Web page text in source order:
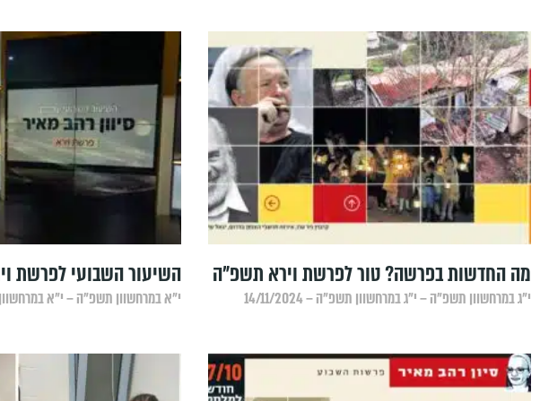
מה החדשות בפרשה? טור לפרשת וירא תשפ"ה
י״ג במרחשוון תשפ״ה – י״ג במרחשוון תשפ״ה – 14/11/2024
השיעור השבועי לפרשת
י״א במרחשוון תשפ״ה – י״א במרחשוון